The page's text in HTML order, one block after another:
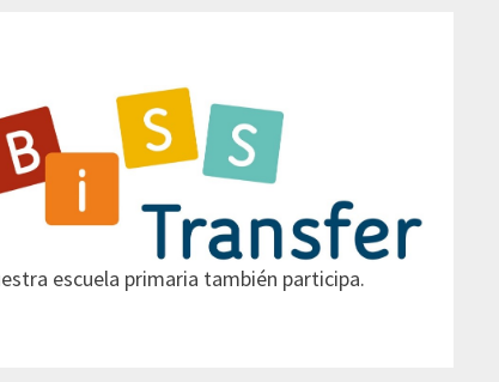
escuela primaria también participa.